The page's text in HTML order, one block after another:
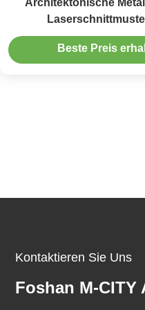
Architektonische
Pulverbeschichtung in
Größen
Beste Preis
Kontaktieren Sie Uns
Foshan M-